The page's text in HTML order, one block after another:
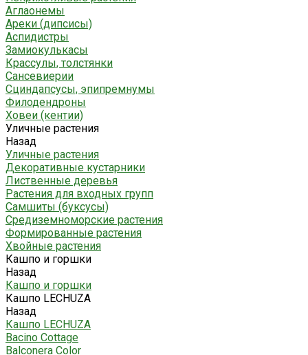
Аглаонемы
Ареки (дипсисы)
Аспидистры
Замиокулькасы
Крассулы, толстянки
Сансевиерии
Сциндапсусы, эпипремнумы
Филодендроны
Ховеи (кентии)
Уличные растения
Назад
Уличные растения
Декоративные кустарники
Лиственные деревья
Растения для входных групп
Самшиты (буксусы)
Средиземноморские растения
Формированные растения
Хвойные растения
Кашпо и горшки
Назад
Кашпо и горшки
Кашпо LECHUZA
Назад
Кашпо LECHUZA
Bacino Cottage
Balconera Color